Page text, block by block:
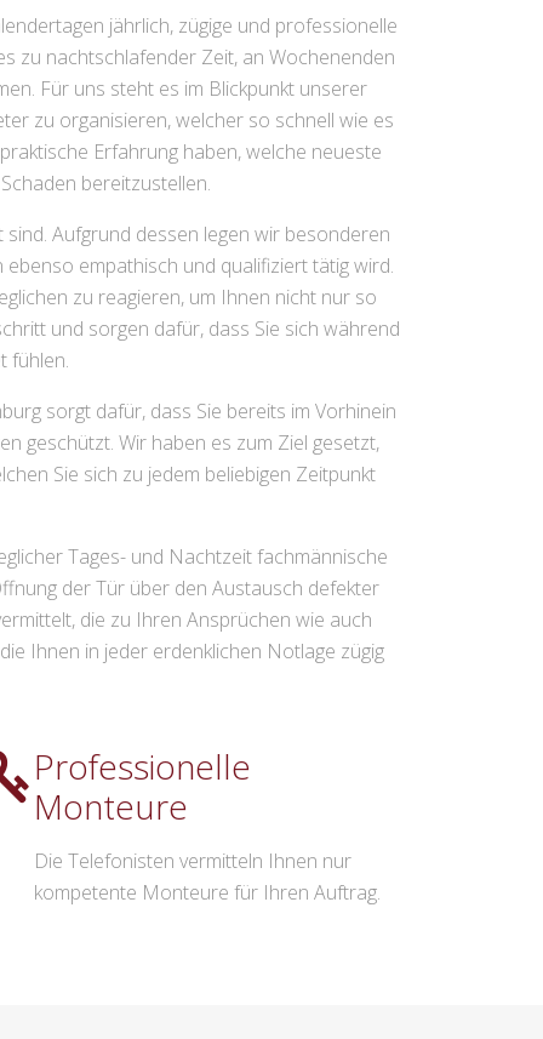
jährlich, zügige und professionelle
zu nachtschlafender Zeit, an Wochenenden
Für uns steht es im Blickpunkt unserer
zu organisieren, welcher so schnell wie es
Erfahrung haben, welche neueste
bereitzustellen.
Aufgrund dessen legen wir besonderen
empathisch und qualifiziert tätig wird.
zu reagieren, um Ihnen nicht nur so
und sorgen dafür, dass Sie sich während
fühlen.
sorgt dafür, dass Sie bereits im Vorhinein
geschützt. Wir haben es zum Ziel gesetzt,
Sie sich zu jedem beliebigen Zeitpunkt
Tages- und Nachtzeit fachmännische
der Tür über den Austausch defekter
die zu Ihren Ansprüchen wie auch
Ihnen in jeder erdenklichen Notlage zügig
Professionelle
Monteure
Die Telefonisten vermitteln Ihnen nur
kompetente Monteure für Ihren Auftrag.